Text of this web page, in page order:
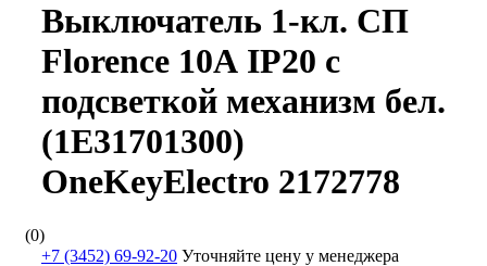
Выключатель 1-кл. СП
Florence 10А IP20 с
подсветкой механизм бел.
(1E31701300)
OneKeyElectro 2172778
(0)
+7 (3452) 69-92-20 Уточняйте цену у менеджера